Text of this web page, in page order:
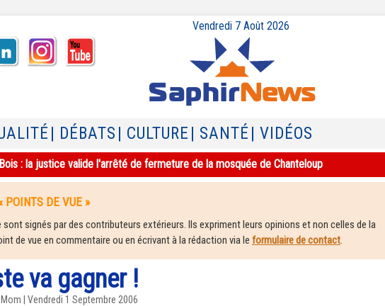
Vendredi 7 Août 2026
| DÉBATS | CULTURE | SANTÉ | VIDÉOS
: la justice valide l'arrêté de fermeture de la mosquée de Chanteloup
DE VUE »
signés par des contributeurs extérieurs. Ils expriment leurs opinions et non celles de la
de vue en commentaire ou en écrivant à la rédaction via le formulaire de contact.
va gagner !
| Vendredi 1 Septembre 2006